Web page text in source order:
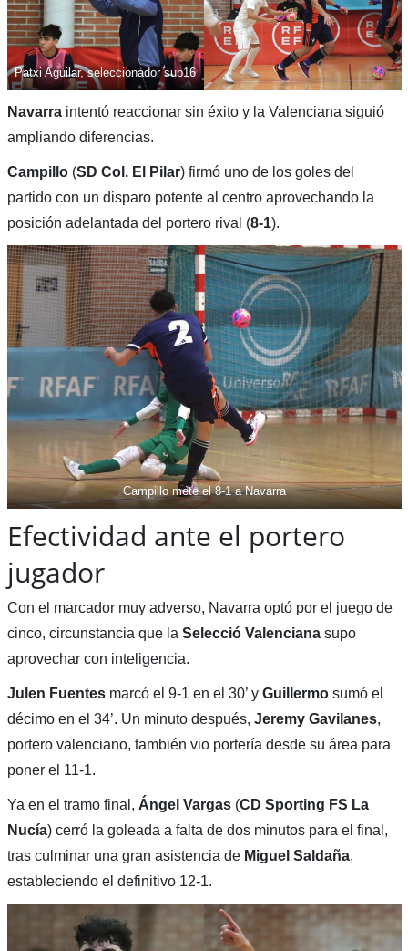
Patxi Aguilar, seleccionador sub16
Navarraintentó reaccionar sin éxito y la Valenciana siguió
ampliando diferencias.
Campillo(SD Col. El Pilar) firmó uno de los goles del
partido con un disparo potente al centro aprovechando la
posición adelantada del portero rival (8-1).
Campillo mete el 8-1 a Navarra
Efectividad ante el portero
jugador
Con el marcador muy adverso, Navarra optó por el juego de
cinco, circunstancia que la Selecció Valencianasupo
aprovechar con inteligencia.
Julen Fuentes marcó el 9-1 en el 30’ y Guillermosumó el
décimo en el 34’. Un minuto después, Jeremy Gavilanes,
portero valenciano, también vio portería desde su área para
poner el 11-1.
Ya en el tramo final, Ángel Vargas(CD Sporting FS La
Nucía) cerró la goleada a falta de dos minutos para el final,
tras culminar una gran asistencia de Miguel Saldaña,
estableciendo el definitivo 12-1.